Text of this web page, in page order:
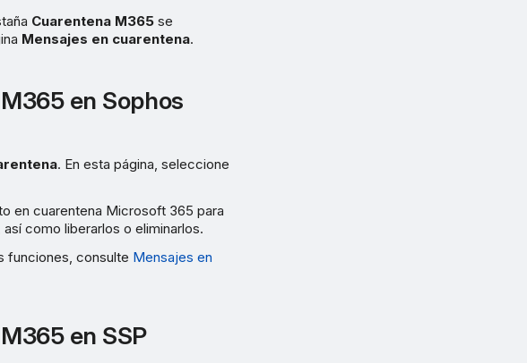
Cuarentena M365 se
Mensajes en cuarentena.
en Sophos
. En esta página, seleccione
en cuarentena Microsoft 365 para
como liberarlos o eliminarlos.
funciones, consulte Mensajes en
en SSP